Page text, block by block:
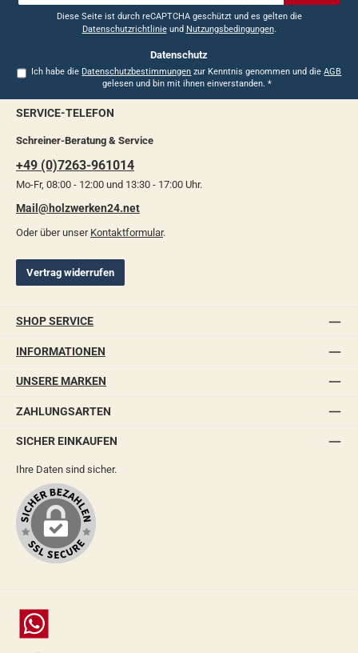
Diese Seite ist durch reCAPTCHA geschützt und es gelten die
Datenschutzrichtlinieund Nutzungsbedingungen.
Datenschutz
Ich habe die Datenschutzbestimmungen zur Kenntnis genommen und dieAGB
gelesen und bin mit ihnen einverstanden. *
SERVICE-TELEFON
Schreiner-Beratung & Service
+49 (0)7263-961014
Mo-Fr, 08:00 - 12:00 und 13:30 - 17:00 Uhr.
Mail@holzwerken24.net
Oder über unser Kontaktformular.
Vertrag widerrufen
SHOP SERVICE
INFORMATIONEN
UNSERE MARKEN
ZAHLUNGSARTEN
SICHER EINKAUFEN
Ihre Daten sind sicher.
Chat